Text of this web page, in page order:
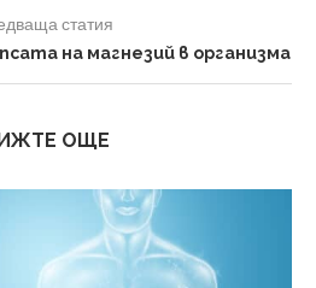
статия
на магнезий в организма
ОЩЕ